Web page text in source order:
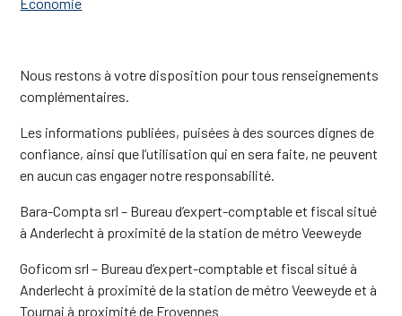
Nous restons à votre disposition pour tous renseignements
complémentaires.
Les informations publiées, puisées à des sources dignes de
confiance, ainsi que l’utilisation qui en sera faite, ne peuvent
en aucun cas engager notre responsabilité.
Bara-Compta srl – Bureau d’expert-comptable et fiscal situé
à Anderlecht à proximité de la station de métro Veeweyde
Goficom srl – Bureau d’expert-comptable et fiscal situé à
Anderlecht à proximité de la station de métro Veeweyde et à
Tournai à proximité de Froyennes